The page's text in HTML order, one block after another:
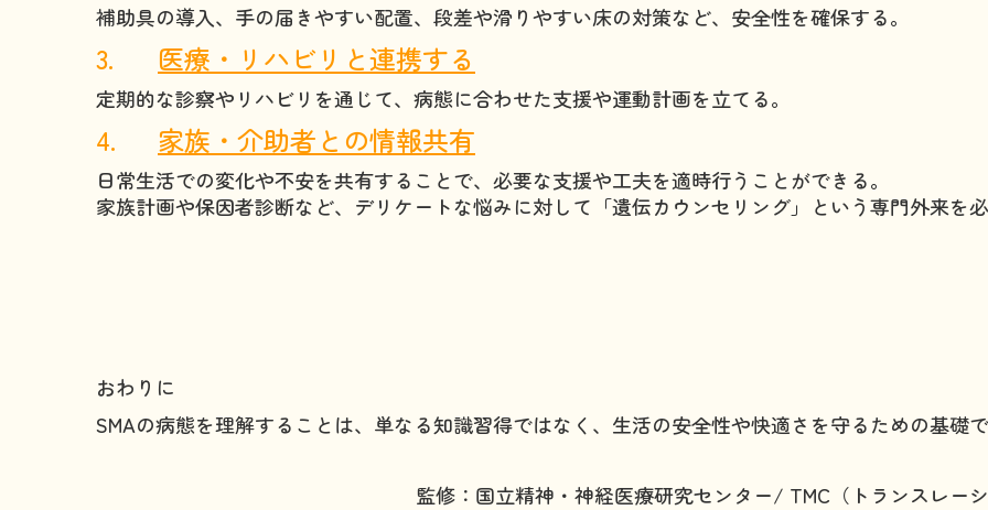
補助具の導入、手の届きやすい配置、段差や滑りやすい床の対策など、安全性を確保する。
3. 医療・リハビリと連携する
定期的な診察やリハビリを通じて、病態に合わせた支援や運動計画を立てる。
4. 家族・介助者との情報共有
日常生活での変化や不安を共有することで、必要な支援や工夫を適時行うことができる。
家族計画や保因者診断など、デリケートな悩みに対して「遺伝カウンセリング」という専門外来を必
おわりに
SMAの病態を理解することは、単なる知識習得ではなく、生活の安全性や快適さを守るための基礎で
監修： 国立精神・神経医療研究センター/ TMC（トランスレー